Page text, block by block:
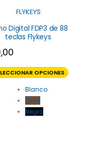
FLYKEYS
Digital FDP3 de 88
teclas Flykeys
OPCIONES
Blanco
Café
Negro